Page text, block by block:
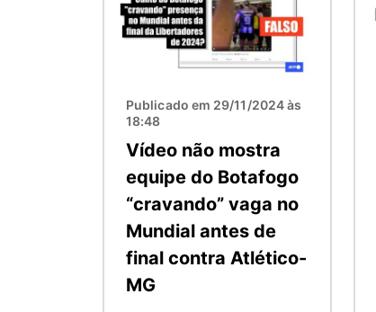
Publicado em 29/11/2024 às
18:48
Vídeo não mostra
equipe do Botafogo
“cravando” vaga no
Mundial antes de
final contra Atlético-
MG